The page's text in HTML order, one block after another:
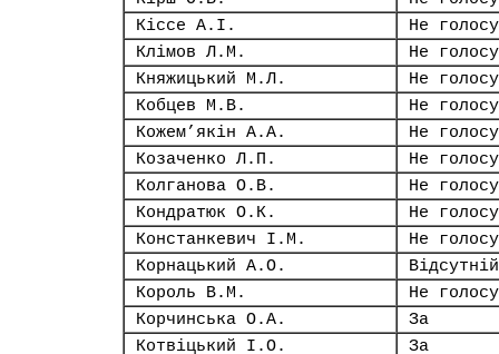
Кіссе А.І.
Не
Клімов Л.М.
Не
Княжицький М.Л.
Не
Кобцев М.В.
Не
Кожем’якін А.А.
Не
Козаченко Л.П.
Не
Колганова О.В.
Не
Кондратюк О.К.
Не
Констанкевич І.М.
Не
Корнацький А.О.
Відсутній
Король В.М.
Не
Корчинська О.А.
За
Котвіцький І.О.
За